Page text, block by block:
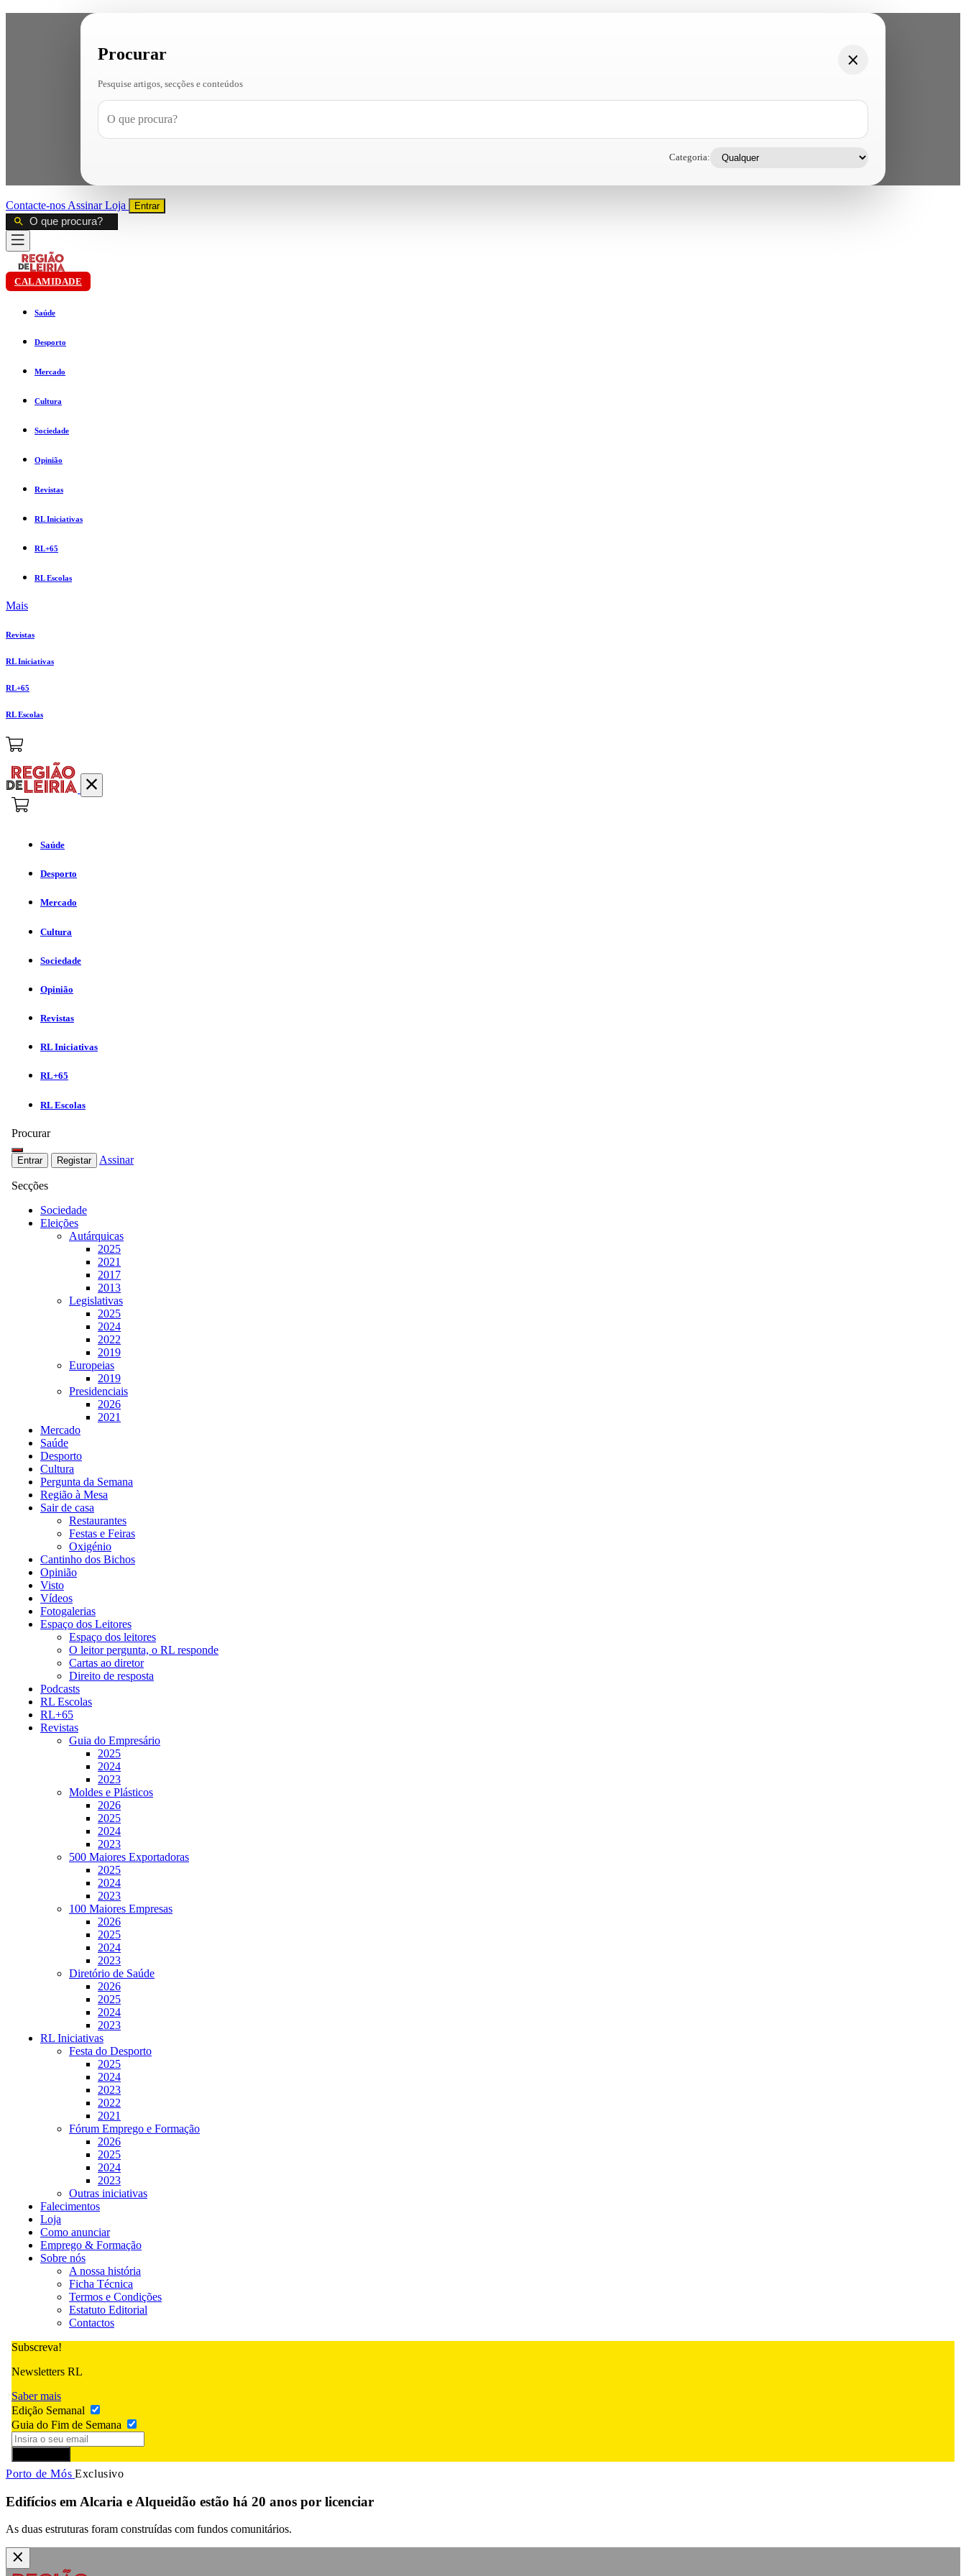
Procurar
Pesquise artigos, secções e conteúdos
Categoria:
Contacte-nos AssinarLoja Entrar
CALAMIDADE
Saúde
Desporto
Mercado
Cultura
Sociedade
Opinião
Revistas
RL Iniciativas
RL+65
RL Escolas
Mais
Revistas
RL Iniciativas
RL+65
RL Escolas
Saúde
Desporto
Mercado
Cultura
Sociedade
Opinião
Revistas
RL Iniciativas
RL+65
RL Escolas
Procurar
Entrar Registar Assinar
Secções
Sociedade
Eleições
Autárquicas
2025
2021
2017
2013
Legislativas
2025
2024
2022
2019
Europeias
2019
Presidenciais
2026
2021
Mercado
Saúde
Desporto
Cultura
Pergunta da Semana
Região à Mesa
Sair de casa
Restaurantes
Festas e Feiras
Oxigénio
Cantinho dos Bichos
Opinião
Visto
Vídeos
Fotogalerias
Espaço dos Leitores
Espaço dos leitores
O leitor pergunta, o RL responde
Cartas ao diretor
Direito de resposta
Podcasts
RL Escolas
RL+65
Revistas
Guia do Empresário
2025
2024
2023
Moldes e Plásticos
2026
2025
2024
2023
500 Maiores Exportadoras
2025
2024
2023
100 Maiores Empresas
2026
2025
2024
2023
Diretório de Saúde
2026
2025
2024
2023
RL Iniciativas
Festa do Desporto
2025
2024
2023
2022
2021
Fórum Emprego e Formação
2026
2025
2024
2023
Outras iniciativas
Falecimentos
Loja
Como anunciar
Emprego & Formação
Sobre nós
A nossa história
Ficha Técnica
Termos e Condições
Estatuto Editorial
Contactos
Subscreva!
Newsletters RL
Saber mais
Edição Semanal
Guia do Fim de Semana
Porto de Mós Exclusivo
Edifícios em Alcaria e Alqueidão estão há 20 anos por licenciar
As duas estruturas foram construídas com fundos comunitários.